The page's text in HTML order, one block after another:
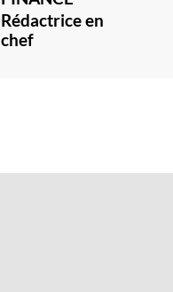
Rédactrice en
chef